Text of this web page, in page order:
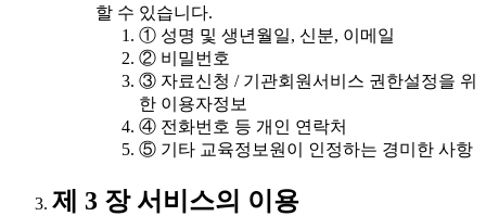
할 수 있습니다.
① 성명 및 생년월일, 신분, 이메일
② 비밀번호
③ 자료신청 / 기관회원서비스 권한설정을 위
한 이용자정보
④ 전화번호 등 개인 연락처
⑤ 기타 교육정보원이 인정하는 경미한 사항
제 3 장 서비스의 이용